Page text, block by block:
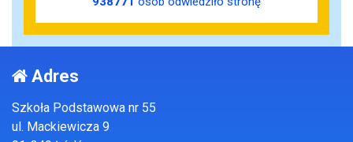
Adres
Szkoła Podstawowa nr 55
ul. Mackiewicza 9